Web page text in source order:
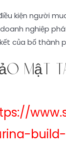
kiện người
nghiệp
của bố
mật